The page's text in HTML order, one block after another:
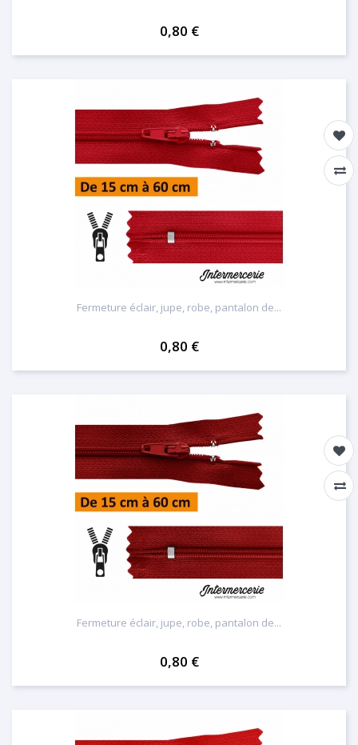
0,80 €
Fermeture éclair, jupe, robe, pantalon de...
0,80 €
Fermeture éclair, jupe, robe, pantalon de...
0,80 €